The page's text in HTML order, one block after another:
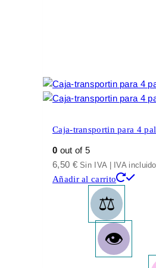
Caja-transportin para 4
0 out of 5
6,50 € Sin IVA | IVA
Añadir al carrito